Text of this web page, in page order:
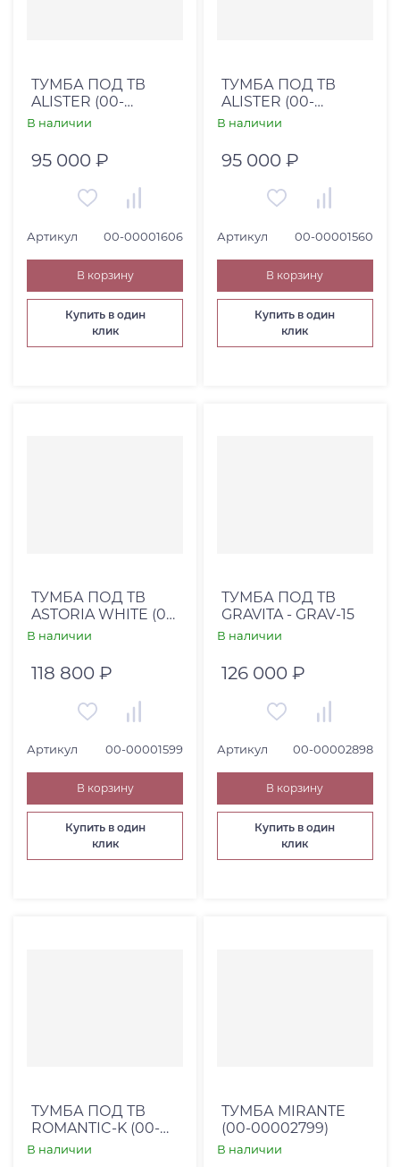
ТУМБА ПОД ТВ
ALISTER (00-
00001606)
В наличии
95 000 ₽
Артикул 00-00001606
В корзину
Купить в один
клик
ТУМБА ПОД ТВ
ALISTER (00-
00001560)
В наличии
95 000 ₽
Артикул 00-00001560
В корзину
Купить в один
клик
ТУМБА ПОД ТВ
ASTORIA WHITE (00-
00001599)
В наличии
118 800 ₽
Артикул 00-00001599
В корзину
Купить в один
клик
ТУМБА ПОД ТВ
GRAVITA - GRAV-15
В наличии
126 000 ₽
Артикул 00-00002898
В корзину
Купить в один
клик
ТУМБА ПОД ТВ
ROMANTIC-K (00-
00001874)
В наличии
ТУМБА MIRANTE
(00-00002799)
В наличии